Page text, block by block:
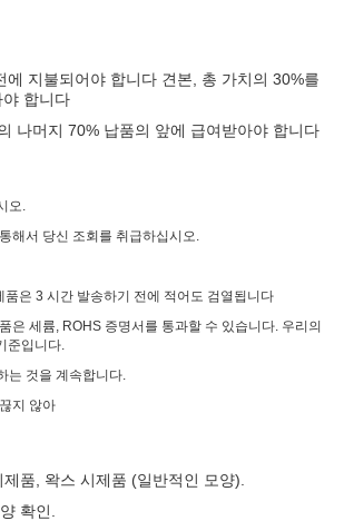
에 지불되어야 합니다 견본, 총 가치의 30%를
합니다
나머지 70% 납품의 앞에 급여받아야 합니다
오.
해서 당신 조회를 취급하십시오.
품은 3 시간 발송하기 전에 적어도 검열됩니다
은 세륨, ROHS 증명서를 통과할 수 있습니다. 우리의
준입니다.
는 것을 계속합니다.
지 않아
품, 왁스 시제품 (일반적인 모양).
확인.